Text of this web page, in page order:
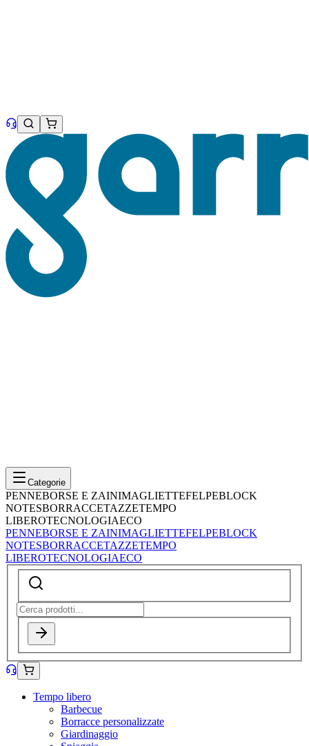
Categorie
PENNEBORSE E ZAINIMAGLIETTEFELPEBLOCK
NOTESBORRACCETAZZETEMPO
LIBEROTECNOLOGIAECO
PENNEBORSE E ZAINIMAGLIETTEFELPEBLOCK
NOTESBORRACCETAZZETEMPO
LIBEROTECNOLOGIAECO
Tempo libero
Barbecue
Borracce personalizzate
Giardinaggio